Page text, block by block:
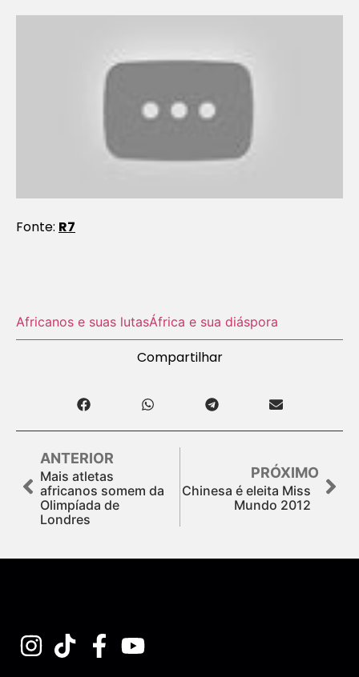
Fonte: R7
Africanos e suas lutasÁfrica e sua diáspora
Compartilhar
ANTERIOR
Mais atletas
africanos somem da
Olimpíada de
Londres
PRÓXIMO
Chinesa é eleita Miss
Mundo 2012